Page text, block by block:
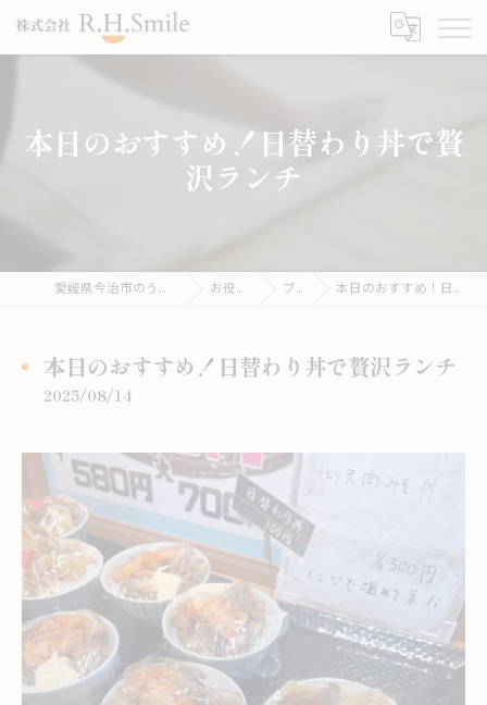
本日のおすすめ！日替わり丼で贅
沢ランチ
愛媛県今治市のうどんならこがね製麺所 お役立ち情報 ブログ 本日のおすすめ！日替わり丼で贅沢ランチ
本日のおすすめ！日替わり丼で贅沢ランチ
2025/08/14